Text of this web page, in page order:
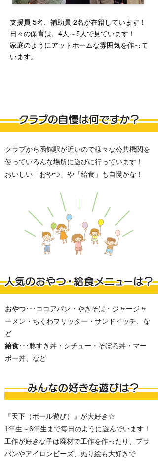
支援員 5名、補助員 2名が在籍しています！
日々の保育は、4人～5人で見ています！
家庭のようにアットホームな雰囲気を作って
います。
クラブから函館駅が近いので様々な公共機関を
使っていろんな場所に遊びに行っています！
おいしい「おやつ」や「給食」も自慢かな！
おやつ･･･ココアパン・やきそば・ジャージャ
ーメン・ちくわフリッター・サンドイッチ、な
ど
給食･･･豚すき丼・シチュー・そぼろ丼・マー
ボー丼、など
『天下（ボール遊び）』が大好き☆
1年生～6年生まで毎日のように遊んでいます！
工作が好きな子は廃材で工作を作ったり、プラ
バンやアイロンビーズ、ぬり絵も大好きで